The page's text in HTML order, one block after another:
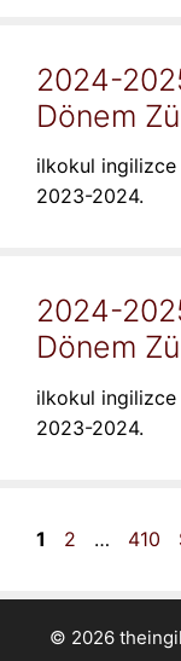
2024-
Dönem
ilkokul ingilizce
2023-2024.
2024-
Dönem
ilkokul ingilizce
2023-2024.
Sayfa
1 Sayfa
2 … Sayfa
410
© 2026